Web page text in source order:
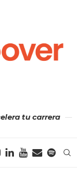
tu carrera